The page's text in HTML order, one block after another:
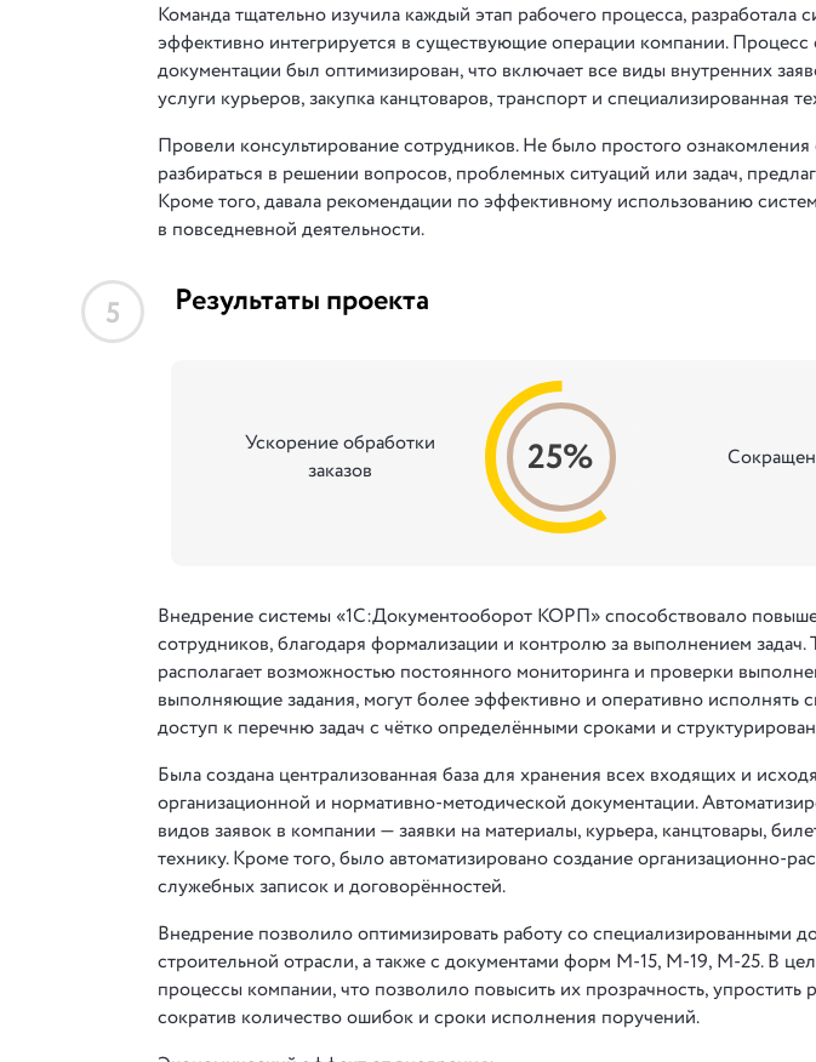
Команда тщательно изучила каждый этап рабочего процесса, разработала
эффективно интегрируется в существующие операции компании. Процесс
документации был оптимизирован, что включает все виды внутренних
услуги курьеров, закупка канцтоваров, транспорт и специализированная
Провели консультирование сотрудников. Не было простого
разбираться в решении вопросов, проблемных ситуаций или задач,
Кроме того, давала рекомендации по эффективному использованию
в повседневной деятельности.
5 Результаты проекта
Ускорение обработки
заказов
25%
Внедрение системы «1С:Документооборот КОРП» способствовало
сотрудников, благодаря формализации и контролю за выполнением задач.
располагает возможностью постоянного мониторинга и проверки
выполняющие задания, могут более эффективно и оперативно исполнять
доступ к перечню задач с чётко определёнными сроками и
Была создана централизованная база для хранения всех входящих и
организационной и нормативно-методической документации.
видов заявок в компании — заявки на материалы, курьера, канцтовары,
технику. Кроме того, было автоматизировано создание организационно-
служебных записок и договорённостей.
Внедрение позволило оптимизировать работу со специализированными
строительной отрасли, а также с документами форм М-15, М-19, М-25. В
процессы компании, что позволило повысить их прозрачность, упростить
сократив количество ошибок и сроки исполнения поручений.